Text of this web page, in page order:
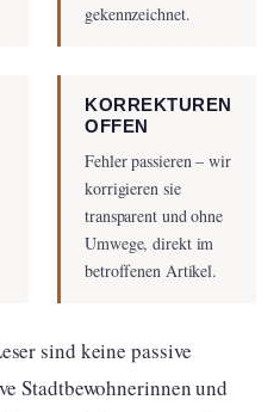
gekennzeichnet.
KORREKTUREN
OFFEN
Fehler passieren – wir
korrigieren sie
transparent und ohne
Umwege, direkt im
betroffenen Artikel.
sind keine passive
Stadtbewohnerinnen und